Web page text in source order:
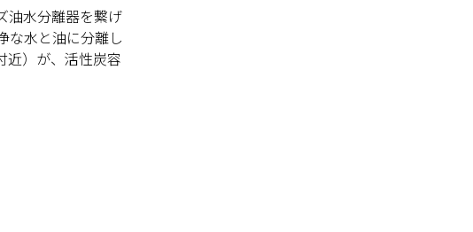
油水分離器を繋げ
な水と油に分離し
近）が、活性炭容